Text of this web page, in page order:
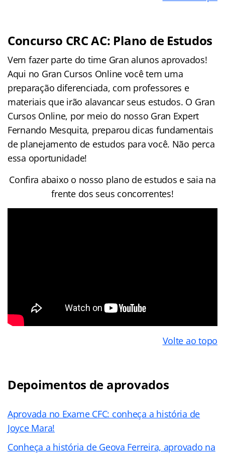
Concurso CRC AC: Plano de Estudos
Vem fazer parte do time Gran alunos aprovados!
Aqui no Gran Cursos Online você tem uma
preparação diferenciada, com professores e
materiais que irão alavancar seus estudos. O Gran
Cursos Online, por meio do nosso Gran Expert
Fernando Mesquita, preparou dicas fundamentais
de planejamento de estudos para você. Não perca
essa oportunidade!
Confira abaixo o nosso plano de estudos e saia na
frente dos seus concorrentes!
Volte ao topo
Depoimentos de aprovados
Aprovada no Exame CFC: conheça a história de
Joyce Mara!
Conheça a história de Geova Ferreira, aprovado na